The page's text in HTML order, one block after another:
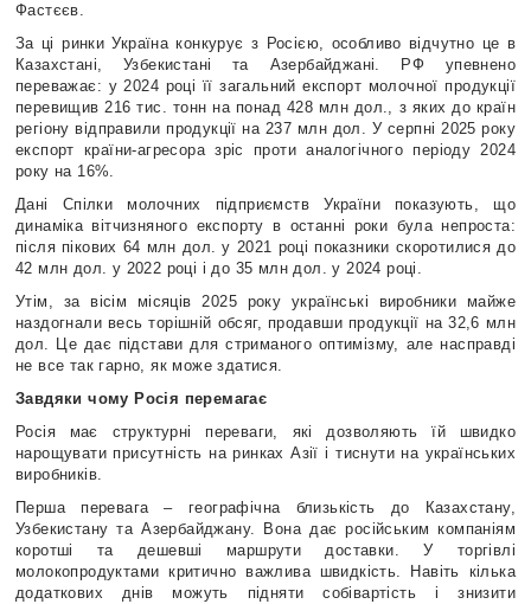
Фастєєв.
За ці ринки Україна конкурує з Росією, особливо відчутно це в
Казахстані, Узбекистані та Азербайджані. РФ упевнено
переважає: у 2024 році її загальний експорт молочної продукції
перевищив 216 тис. тонн на понад 428 млн дол., з яких до країн
регіону відправили продукції на 237 млн дол. У серпні 2025 року
експорт країни-агресора зріс проти аналогічного періоду 2024
року на 16%.
Дані Спілки молочних підприємств України показують, що
динаміка вітчизняного експорту в останні роки була непроста:
після пікових 64 млн дол. у 2021 році показники скоротилися до
42 млн дол. у 2022 році і до 35 млн дол. у 2024 році.
Утім, за вісім місяців 2025 року українські виробники майже
наздогнали весь торішній обсяг, продавши продукції на 32,6 млн
дол. Це дає підстави для стриманого оптимізму, але насправді
не все так гарно, як може здатися.
Завдяки чому Росія перемагає
Росія має структурні переваги, які дозволяють їй швидко
нарощувати присутність на ринках Азії і тиснути на українських
виробників.
Перша перевага – географічна близькість до Казахстану,
Узбекистану та Азербайджану. Вона дає російським компаніям
коротші та дешевші маршрути доставки. У торгівлі
молокопродуктами критично важлива швидкість. Навіть кілька
додаткових днів можуть підняти собівартість і знизити